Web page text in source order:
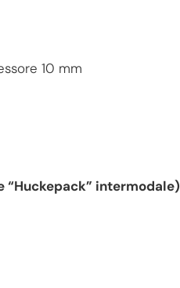
10 mm
“Huckepack” intermodale)